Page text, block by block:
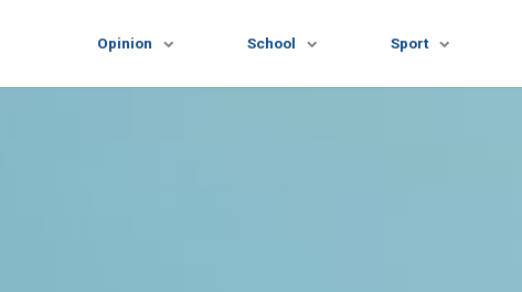
Opinion School Sport